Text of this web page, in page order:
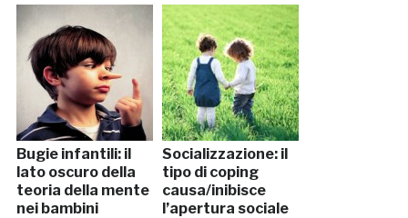
Bugie infantili: il
lato oscuro della
teoria della mente
nei bambini
Socializzazione: il
tipo di coping
causa/inibisce
l’apertura sociale